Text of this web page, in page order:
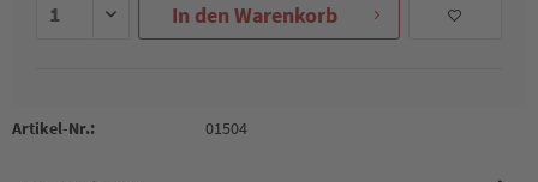
In den Warenkorb
Artikel-Nr.: 01504